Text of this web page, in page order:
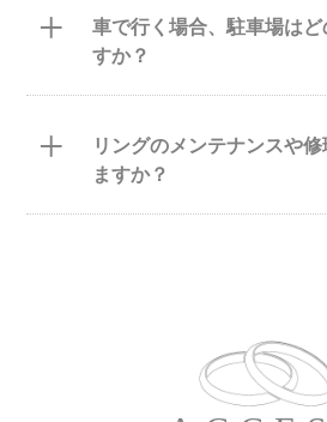
+
車で行く場合、駐車場は
すか？
+
リングのメンテナンスや
ますか？